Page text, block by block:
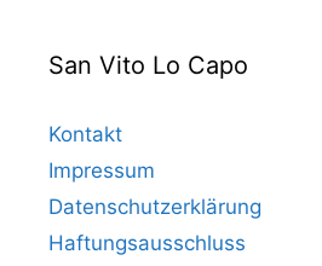
San Vito Lo Capo
Kontakt
Impressum
Datenschutzerklärung
Haftungsausschluss